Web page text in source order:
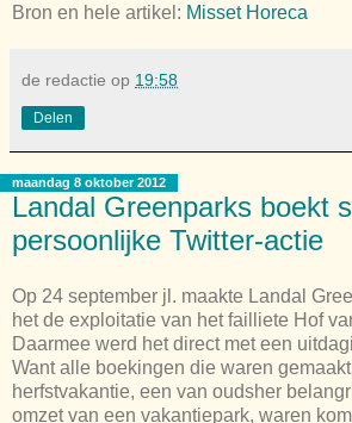
Bron en hele artikel: Misset Horeca
de redactie op 19:58
Delen
maandag 8 oktober 2012
Landal Greenparks boekt
persoonlijke Twitter-actie
Op 24 september jl. maakte Landal
het de exploitatie van het failliete Hof
Daarmee werd het direct met een
Want alle boekingen die waren
herfstvakantie, een van oudsher
omzet van een vakantiepark, waren